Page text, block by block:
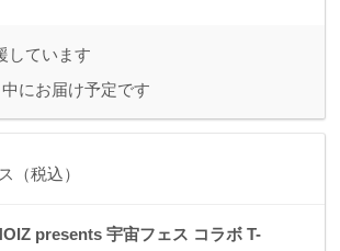
しています
にお届け予定です
（税込）
presents 宇宙フェス コラボ T-